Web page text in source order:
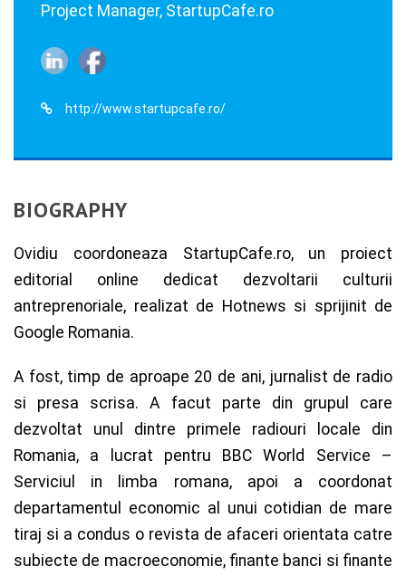
Project Manager, StartupCafe.ro
http://www.startupcafe.ro/
BIOGRAPHY
Ovidiu coordoneaza StartupCafe.ro, un proiect
editorial online dedicat dezvoltarii culturii
antreprenoriale, realizat de Hotnews si sprijinit de
Google Romania.
A fost, timp de aproape 20 de ani, jurnalist de radio
si presa scrisa. A facut parte din grupul care
dezvoltat unul dintre primele radiouri locale din
Romania, a lucrat pentru BBC World Service –
Serviciul in limba romana, apoi a coordonat
departamentul economic al unui cotidian de mare
tiraj si a condus o revista de afaceri orientata catre
subiecte de macroeconomie, finante banci si finante